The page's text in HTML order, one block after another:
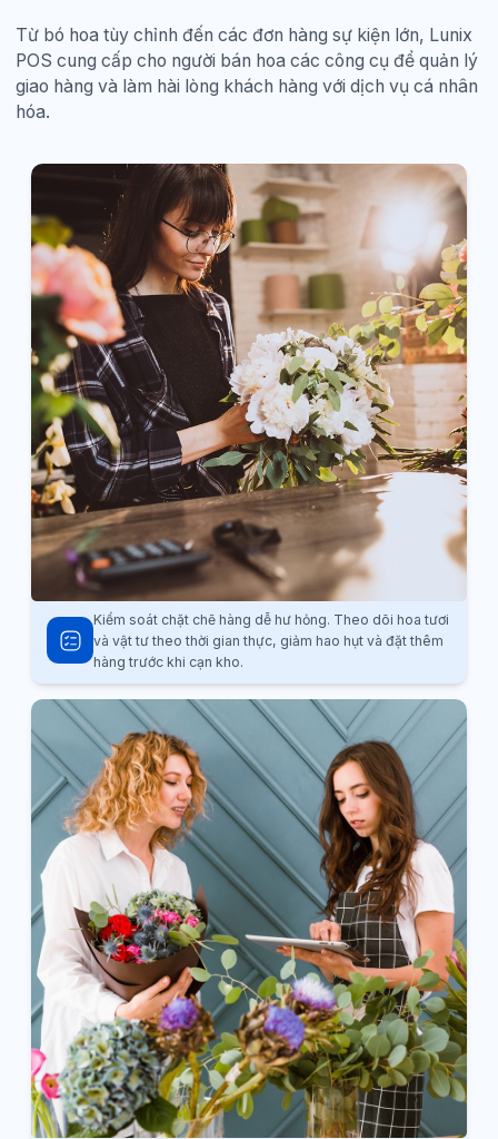
Từ bó hoa tùy chỉnh đến các đơn hàng sự kiện lớn, Lunix
POS cung cấp cho người bán hoa các công cụ để quản lý
giao hàng và làm hài lòng khách hàng với dịch vụ cá nhân
hóa.
Kiểm soát chặt chẽ hàng dễ hư hỏng. Theo dõi hoa tươi
và vật tư theo thời gian thực, giảm hao hụt và đặt thêm
hàng trước khi cạn kho.